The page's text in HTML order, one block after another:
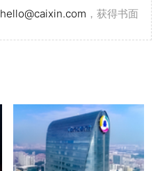
hello@caixin.com ，获得书面